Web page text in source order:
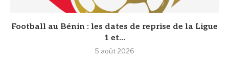
Football au Bénin : les dates de reprise de la Ligue
1 et...
5 août 2026